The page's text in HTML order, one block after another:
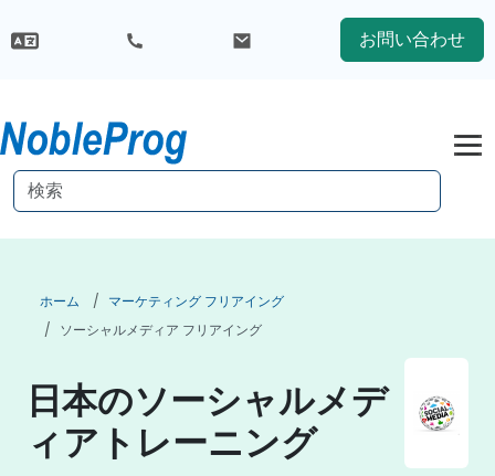
お問い合わせ
ホーム
マーケティング フリアイング
ソーシャルメディア フリアイング
日本のソーシャルメデ
ィアトレーニング